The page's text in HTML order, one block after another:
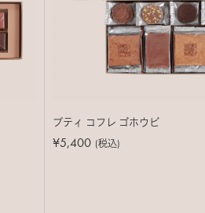
プティ コフレ ゴホウビ
¥5,400 (税込)